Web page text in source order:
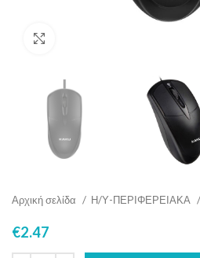
Αρχική σελίδα Η/Υ-ΠΕΡΙΦΕΡΕΙΑΚΑ
€2.47